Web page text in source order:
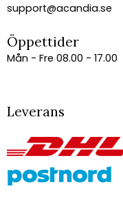
support@acandia.se
Öppettider
Mån - Fre 08.00 - 17.00
Leverans